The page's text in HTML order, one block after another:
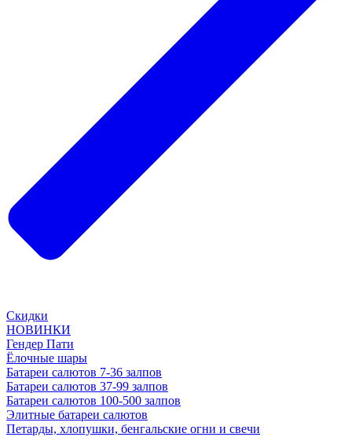
Скидки
НОВИНКИ
Гендер Пати
Ёлочные шары
Батареи салютов 7-36 залпов
Батареи салютов 37-99 залпов
Батареи салютов 100-500 залпов
Элитные батареи салютов
Петарды, хлопушки, бенгальские огни и свечи